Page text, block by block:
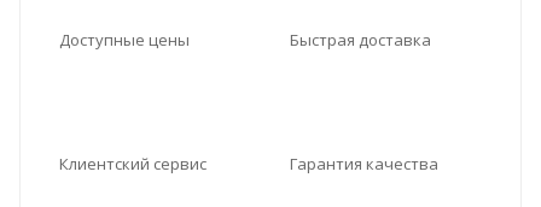
Доступные цены Быстрая доставка
Клиентский сервис Гарантия качества